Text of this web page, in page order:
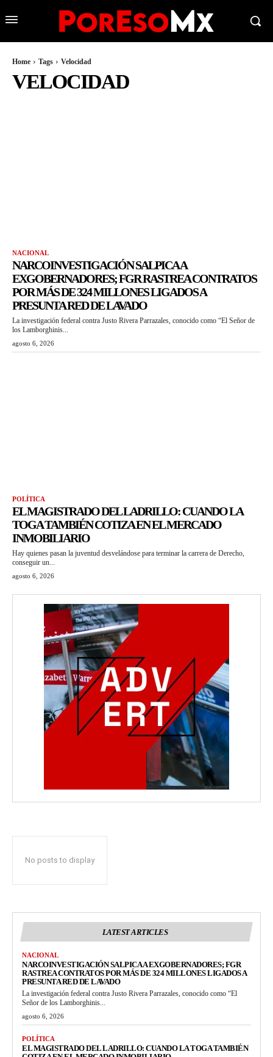
Home Tags Velocidad
VELOCIDAD
NACIONAL
NARCOINVESTIGACIÓN SALPICA A
EXGOBERNADORES; FGR RASTREA CONTRATOS
POR MÁS DE 324 MILLONES LIGADOS A
PRESUNTA RED DE LAVADO
La investigación federal contra Justo Rivera Parrazales, conocido como “El Señor de
los Lamborghinis...
agosto 6, 2026
POLÍTICA
EL MAGISTRADO DEL LADRILLO: CUANDO LA
TOGA TAMBIÉN COTIZA EN EL MERCADO
INMOBILIARIO
Hay quienes pasan la juventud desvelándose para terminar la carrera de Derecho,
conseguir un...
agosto 6, 2026
No posts to display
LATEST ARTICLES
NACIONAL
NARCOINVESTIGACIÓN SALPICA A EXGOBERNADORES; FGR
RASTREA CONTRATOS POR MÁS DE 324 MILLONES LIGADOS A
PRESUNTA RED DE LAVADO
La investigación federal contra Justo Rivera Parrazales, conocido como “El
Señor de los Lamborghinis...
agosto 6, 2026
POLÍTICA
EL MAGISTRADO DEL LADRILLO: CUANDO LA TOGA TAMBIÉN